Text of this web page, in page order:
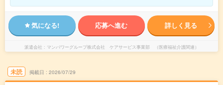
気になる! 応募へ進む 詳しく見る
派遣会社 マンパワーグループ株式会社 ケアサービス事業部 （医療福祉介護関連）
未読 掲載日 2026/07/29